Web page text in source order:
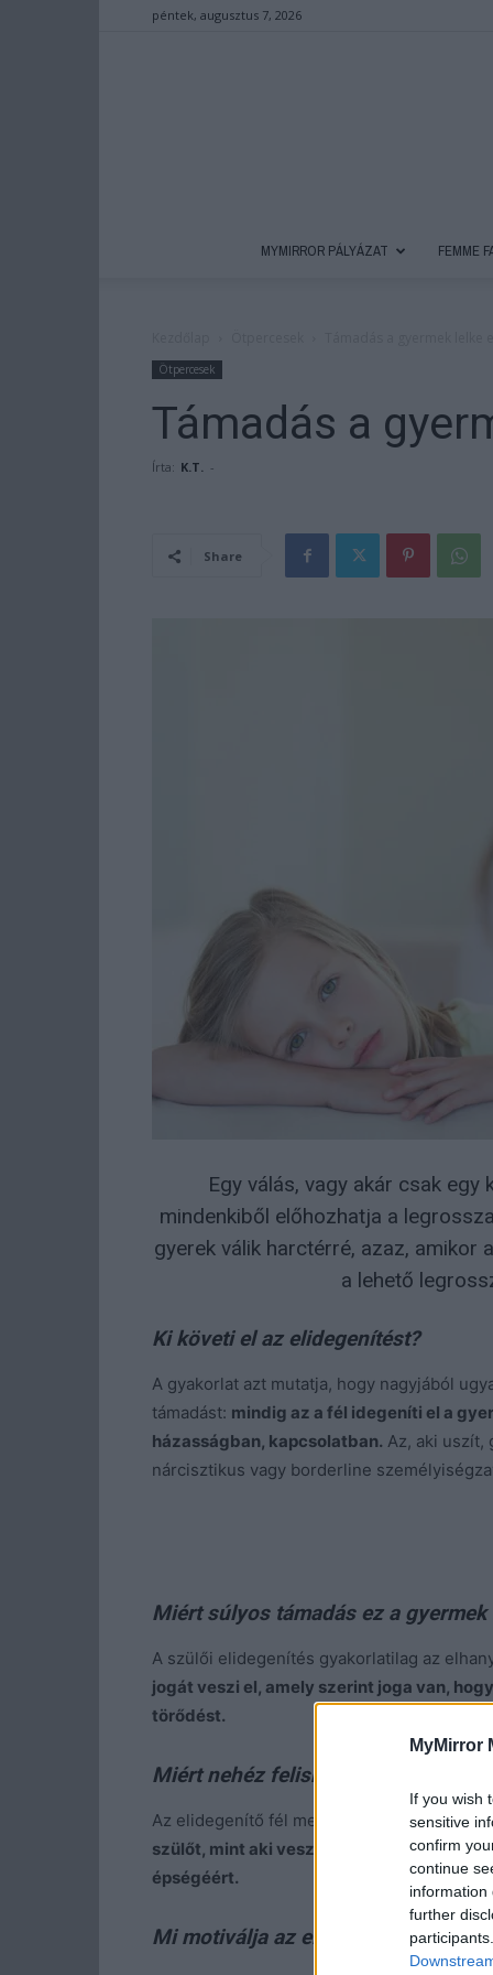
MyMirror
If you wish
sensitive
confirm
continue
information
further
péntek, augusztus 7, 2026
MYMIRROR PÁLYÁZAT FEMME
Ötpercesek
Támadás a
Írta: K.T. -
Share
Egy válás, vagy akár csak
mindenkiből előhozhatja a
gyerek válik harctérré, azaz, amikor
a lehető
Ki követi el az elidegenítést?
A gyakorlat azt mutatja, hogy nagyjából
támadást: mindig az a fél idegeníti el a
házasságban, kapcsolatban. Az, aki uszít,
nárcisztikus vagy borderline
Miért súlyos támadás ez a
A szülői elidegenítés gyakorlatilag az
jogát veszi el, amely szerint joga van,
törődést.
Miért nehéz felismerni, igazságot
Az elidegenítő fél mestere annak, hogy a
szülőt, mint aki veszélyezteti a gyereket,
épségéért.
Mi motiválja az elidegenítő felet?